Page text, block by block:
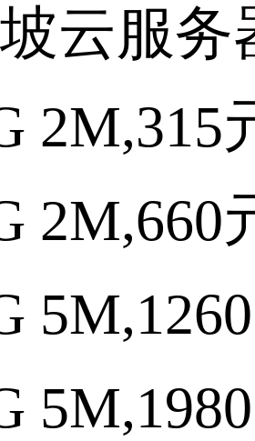
云服务
2M,315
2M,660
5M,1260
5M,1980